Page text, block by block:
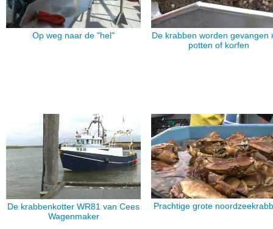
Op weg naar de "hel"
De krabben worden gevangen
potten of korfen
De krabbenkotter WR81 van Cees
Wagenmaker
Prachtige grote